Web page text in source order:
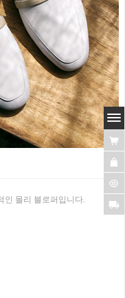
인 몰리 블로퍼입니다.